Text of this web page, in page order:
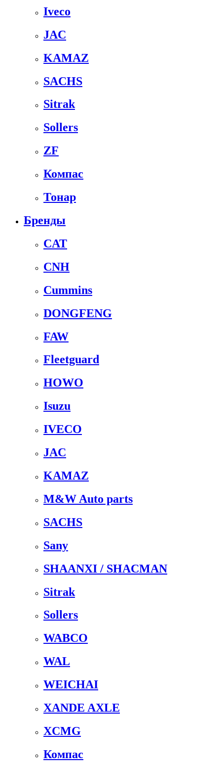
Iveco
JAC
KAMAZ
SACHS
Sitrak
Sollers
ZF
Компас
Тонар
Бренды
CAT
CNH
Cummins
DONGFENG
FAW
Fleetguard
HOWO
Isuzu
IVECO
JAC
KAMAZ
M&W Auto parts
SACHS
Sany
SHAANXI / SHACMAN
Sitrak
Sollers
WABCO
WAL
WEICHAI
XANDE AXLE
XCMG
Компас